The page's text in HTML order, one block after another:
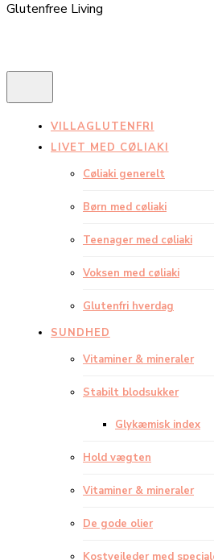
Glutenfree Living
VILLAGLUTENFRI
LIVET MED CØLIAKI
Cøliaki generelt
Børn med cøliaki
Teenager med cøliaki
Voksen med cøliaki
Glutenfri hverdag
SUNDHED
Vitaminer & mineraler
Stabilt blodsukker
Glykæmisk index
Hold vægten
Vitaminer & mineraler
De gode olier
Kostvejleder med